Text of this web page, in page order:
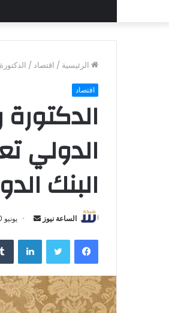
الرئيسية / اقتصاد /
اقتصاد
الدكتورة
الدولي
البنك
الساعة نيوز
أرسل
إلكترونيا
يونيو 30, 2024
فيسبوكتويتر